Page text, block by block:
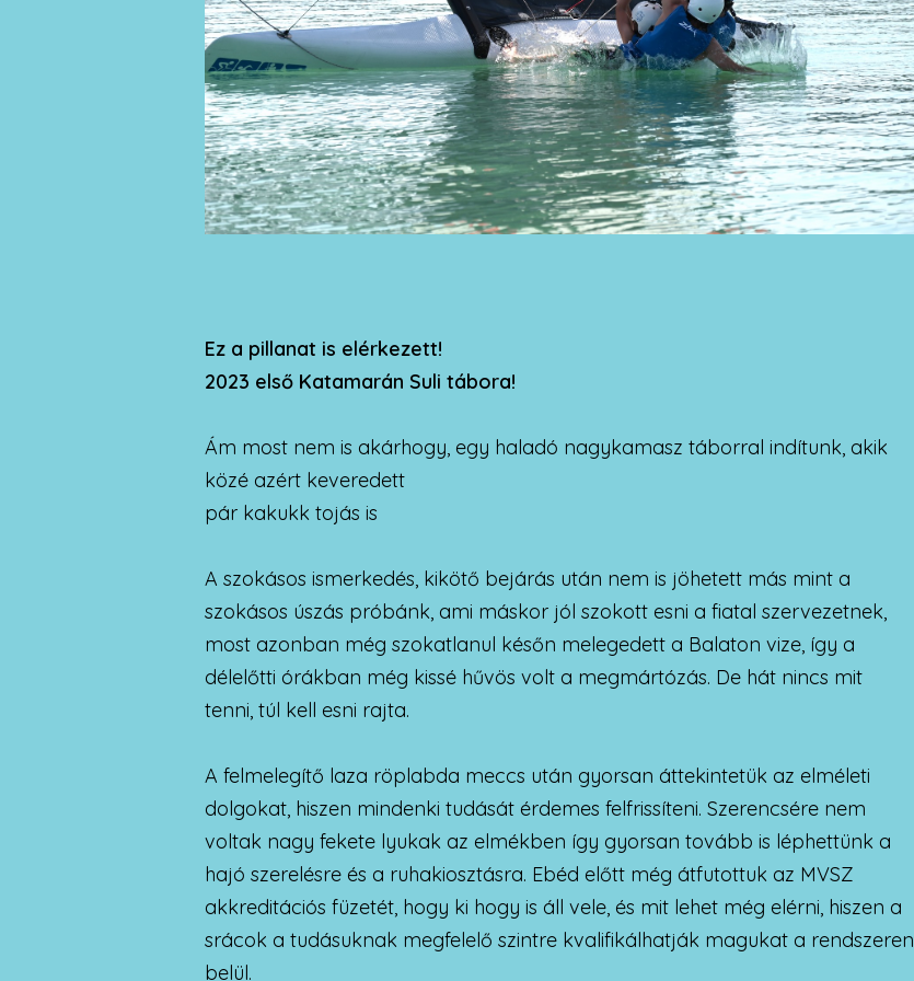
Ez a pillanat is elérkezett!
2023 első Katamarán Suli tábora!
Ám most nem is akárhogy, egy haladó nagykamasz táborral indítunk, akik
közé azért keveredett
pár kakukk tojás is
A szokásos ismerkedés, kikötő bejárás után nem is jöhetett más mint a
szokásos úszás próbánk, ami máskor jól szokott esni a fiatal szervezetnek,
most azonban még szokatlanul későn melegedett a Balaton vize, így a
délelőtti órákban még kissé hűvös volt a megmártózás. De hát nincs mit
tenni, túl kell esni rajta.
A felmelegítő laza röplabda meccs után gyorsan áttekintetük az elméleti
dolgokat, hiszen mindenki tudását érdemes felfrissíteni. Szerencsére nem
voltak nagy fekete lyukak az elmékben így gyorsan tovább is léphettünk a
hajó szerelésre és a ruhakiosztásra. Ebéd előtt még átfutottuk az MVSZ
akkreditációs füzetét, hogy ki hogy is áll vele, és mit lehet még elérni, hiszen a
srácok a tudásuknak megfelelő szintre kvalifikálhatják magukat a rendszeren
belül.